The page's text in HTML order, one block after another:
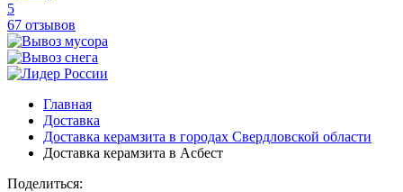
5
67 отзывов
Главная
Доставка
Доставка керамзита в городах Свердловской области
Доставка керамзита в Асбест
Поделиться: